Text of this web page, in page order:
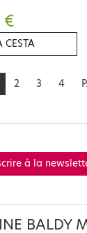
€
CESTA
2 3 4
à la
BALDY